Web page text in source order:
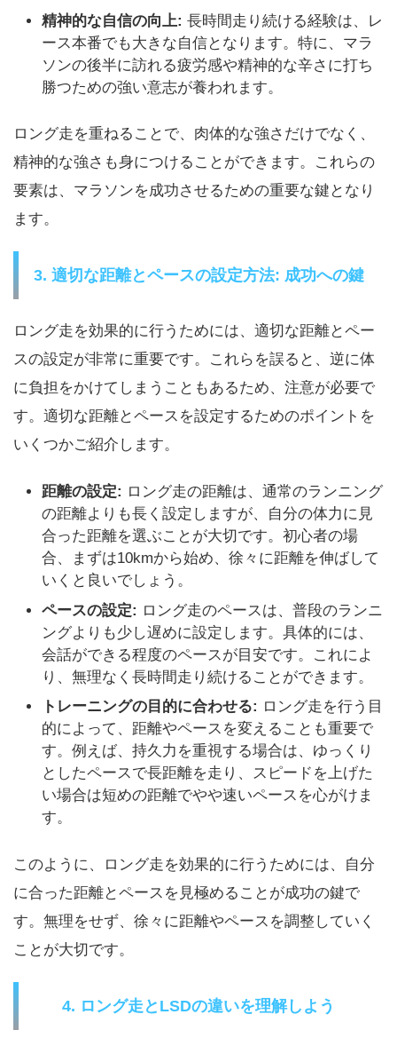
精神的な自信の向上: 長時間走り続ける経験は、レ
ース本番でも大きな自信となります。特に、マラ
ソンの後半に訪れる疲労感や精神的な辛さに打ち
勝つための強い意志が養われます。
ロング走を重ねることで、肉体的な強さだけでなく、
精神的な強さも身につけることができます。これらの
要素は、マラソンを成功させるための重要な鍵となり
ます。
3. 適切な距離とペースの設定方法: 成功への鍵
ロング走を効果的に行うためには、適切な距離とペー
スの設定が非常に重要です。これらを誤ると、逆に体
に負担をかけてしまうこともあるため、注意が必要で
す。適切な距離とペースを設定するためのポイントを
いくつかご紹介します。
距離の設定: ロング走の距離は、通常のランニング
の距離よりも長く設定しますが、自分の体力に見
合った距離を選ぶことが大切です。初心者の場
合、まずは10kmから始め、徐々に距離を伸ばして
いくと良いでしょう。
ペースの設定: ロング走のペースは、普段のランニ
ングよりも少し遅めに設定します。具体的には、
会話ができる程度のペースが目安です。これによ
り、無理なく長時間走り続けることができます。
トレーニングの目的に合わせる: ロング走を行う目
的によって、距離やペースを変えることも重要で
す。例えば、持久力を重視する場合は、ゆっくり
としたペースで長距離を走り、スピードを上げた
い場合は短めの距離でやや速いペースを心がけま
す。
このように、ロング走を効果的に行うためには、自分
に合った距離とペースを見極めることが成功の鍵で
す。無理をせず、徐々に距離やペースを調整していく
ことが大切です。
4. ロング走とLSDの違いを理解しよう